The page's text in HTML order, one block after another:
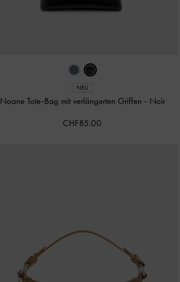
NEU
Noane Tote-Bag mit verlängerten Griffen - Noir
CHF85.00